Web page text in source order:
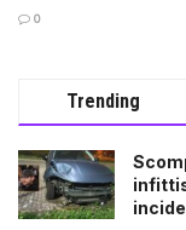
0
Trending